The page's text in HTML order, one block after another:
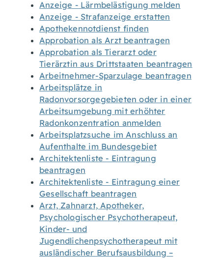
Anzeige - Lärmbelästigung melden
Anzeige - Strafanzeige erstatten
Apothekennotdienst finden
Approbation als Arzt beantragen
Approbation als Tierarzt oder
Tierärztin aus Drittstaaten beantragen
Arbeitnehmer-Sparzulage beantragen
Arbeitsplätze in
Radonvorsorgegebieten oder in einer
Arbeitsumgebung mit erhöhter
Radonkonzentration anmelden
Arbeitsplatzsuche im Anschluss an
Aufenthalte im Bundesgebiet
Architektenliste - Eintragung
beantragen
Architektenliste - Eintragung einer
Gesellschaft beantragen
Arzt, Zahnarzt, Apotheker,
Psychologischer Psychotherapeut,
Kinder- und
Jugendlichenpsychotherapeut mit
ausländischer Berufsausbildung –